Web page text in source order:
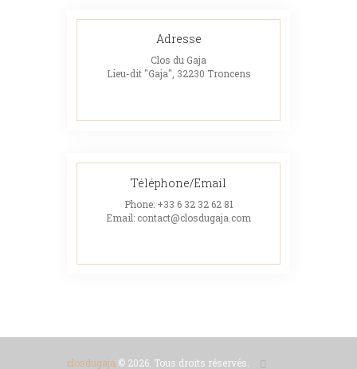
Adresse
Clos du Gaja
Lieu-dit "Gaja", 32230 Troncens
Téléphone/Email
Phone: +33 6 32 32 62 81
Email: contact@closdugaja.com
closdugaja © 2026. Tous droits réservés.